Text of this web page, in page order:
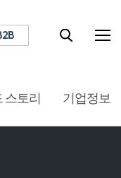
스토리 기업정보